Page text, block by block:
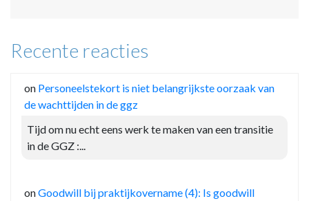
Recente reacties
on Personeelstekort is niet belangrijkste oorzaak van
de wachttijden in de ggz
Tijd om nu echt eens werk te maken van een transitie
in de GGZ :...
onGoodwill bij praktijkovername (4): Is goodwill